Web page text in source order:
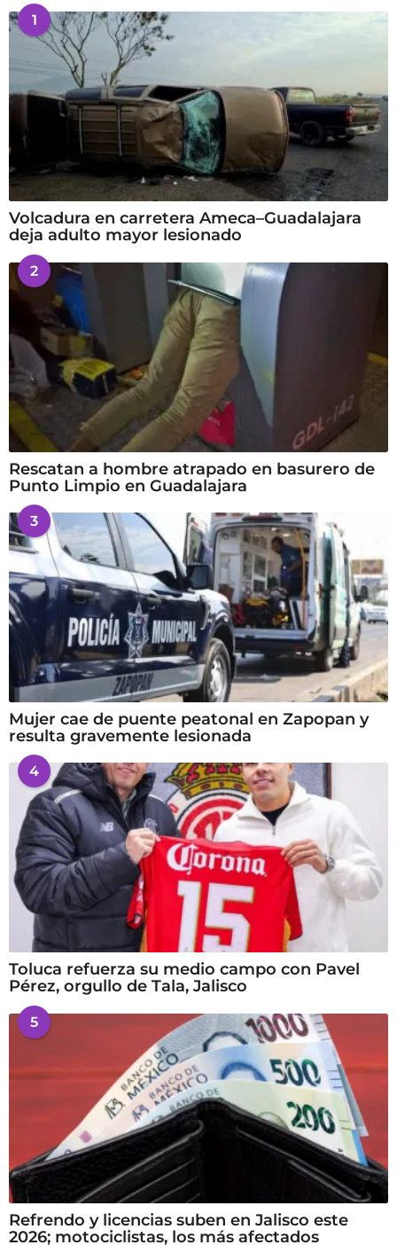
1
Volcadura en carretera Ameca–Guadalajara
deja adulto mayor lesionado
2
Rescatan a hombre atrapado en basurero de
Punto Limpio en Guadalajara
3
Mujer cae de puente peatonal en Zapopan y
resulta gravemente lesionada
4
Toluca refuerza su medio campo con Pavel
Pérez, orgullo de Tala, Jalisco
5
Refrendo y licencias suben en Jalisco este
2026; motociclistas, los más afectados